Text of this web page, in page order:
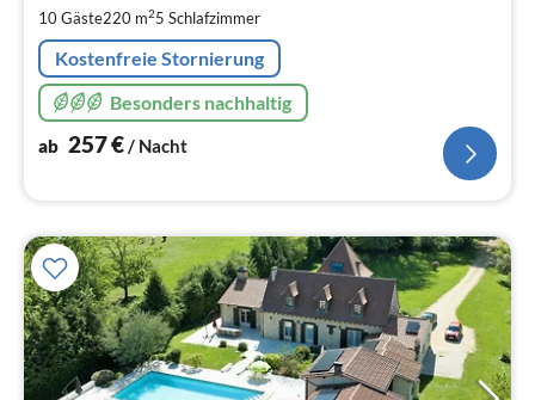
10 Gäste220 m25 Schlafzimmer
Kostenfreie Stornierung
Besonders nachhaltig
ab 257€/ Nacht